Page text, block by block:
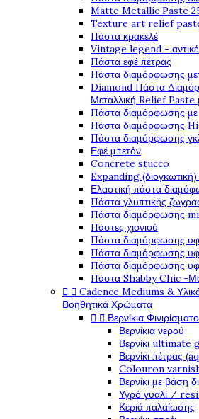
Matte Metallic Paste
Texture art relief
Πάστα κρακελέ
Vintage legend -
Πάστα εφέ πέτρας
Πάστα διαμόρφωσης
Diamond Πάστα
Μεταλλική Relief
Πάστα διαμόρφωσης
Πάστα διαμόρφωσης
Πάστα διαμόρφωσης
Εφέ μπετόν
Concrete stucco
Expanding
Ελαστική πάστα
Πάστα γλυπτικής
Πάστα διαμόρφωσης
Πάστες χιονιού
Πάστα διαμόρφωσης
Πάστα διαμόρφωσης
Πάστα διαμόρφωσης
Πάστα Shabby Chic -
  Cadence Mediums &
Βοηθητικά Χρώματα
  Βερνίκια
Βερνίκια νερού
Βερνίκι ultimate
Βερνίκι πέτρας
Colouron
Βερνίκι με βάση
Υγρό γυαλί /
Κεριά παλαίωσης